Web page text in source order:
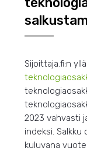
Sijoittaja.fi:n
2023 vahvasti
indeksi.
kuluvana